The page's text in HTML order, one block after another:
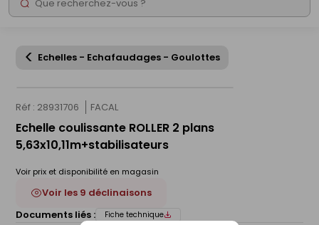
Rechercher
Echelles - Echafaudages - Goulottes
Réf : 28931706 FACAL
Echelle coulissante ROLLER 2 plans
5,63x10,11m+stabilisateurs
Voir prix et disponibilité en magasin
Voir les 9 déclinaisons
Documents liés :
Fiche technique